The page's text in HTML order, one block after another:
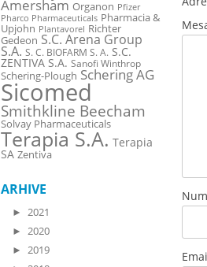
Amersham Organon Pfizer
Pharco Pharmaceuticals Pharmacia &
Upjohn Plantavorel Richter
Gedeon S.C. Arena Group
S.A. S. C. BIOFARM S. A. S.C.
ZENTIVA S.A. Sanofi Winthrop
Schering-Plough Schering AG
Sicomed
Smithkline Beecham
Solvay Pharmaceuticals
Terapia S.A. Terapia
SA Zentiva
ARHIVE
► 2021
► 2020
► 2019